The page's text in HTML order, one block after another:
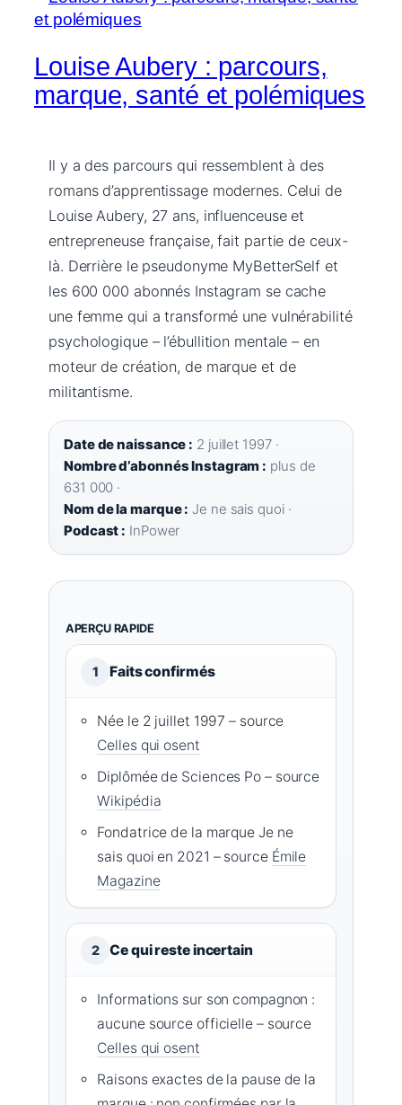
Louise Aubery : parcours,
marque, santé et polémiques
Il y a des parcours qui ressemblent à des
romans d’apprentissage modernes. Celui de
Louise Aubery, 27 ans, influenceuse et
entrepreneuse française, fait partie de ceux-
là. Derrière le pseudonyme MyBetterSelf et
les 600 000 abonnés Instagram se cache
une femme qui a transformé une vulnérabilité
psychologique – l’ébullition mentale – en
moteur de création, de marque et de
militantisme.
Date de naissance : 2 juillet 1997 ·
Nombre d’abonnés Instagram : plus de
631 000 ·
Nom de la marque : Je ne sais quoi ·
Podcast : InPower
APERÇU RAPIDE
1 Faits confirmés
Née le 2 juillet 1997 – source
Celles qui osent
Diplômée de Sciences Po – source
Wikipédia
Fondatrice de la marque Je ne
sais quoi en 2021 – source Émile
Magazine
2 Ce qui reste incertain
Informations sur son compagnon :
aucune source officielle – source
Celles qui osent
Raisons exactes de la pause de la